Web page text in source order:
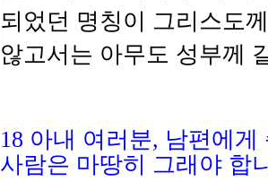
되었던 명칭이 그리스도
않고서는 아무도 성부께
18 아내 여러분, 남편에게
사람은 마땅히 그래야 합